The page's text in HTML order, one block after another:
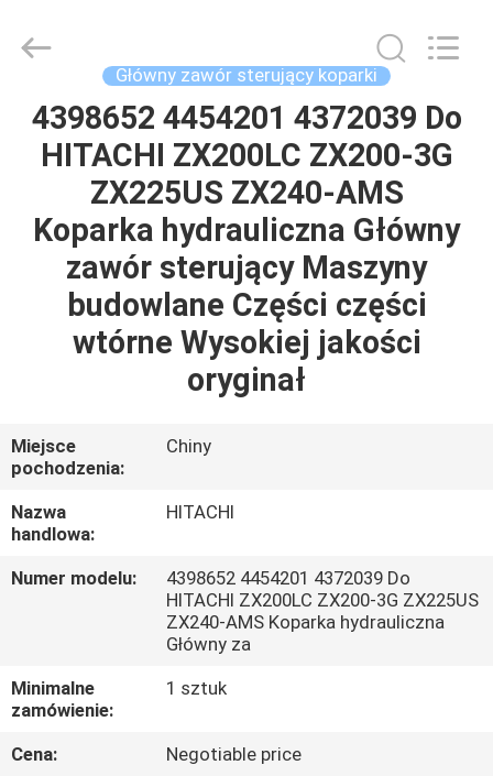
DOM
PRODUKTY
FILMY
POKAZ
O
NAS
WYCIECZKA
PO
KONTROLA
JAKOŚCI
Machinery
Reserved.
Główny zawór sterujący koparki
4398652 4454201 4372039 Do
HITACHI ZX200LC ZX200-3G
ZX225US ZX240-AMS
Koparka hydrauliczna Główny
zawór sterujący Maszyny
budowlane Części części
wtórne Wysokiej jakości
oryginał
Miejsce
pochodzenia:
Chiny
Nazwa
handlowa:
HITACHI
Numer modelu:
4398652 4454201 4372039 Do
HITACHI ZX200LC ZX200-3G ZX225US
ZX240-AMS Koparka hydrauliczna
Główny za
Minimalne
zamówienie:
1 sztuk
Cena:
Negotiable price